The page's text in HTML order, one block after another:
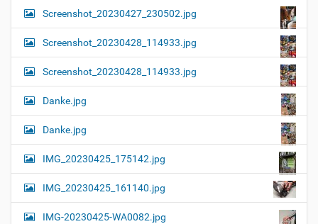
Screenshot_20230427_230502.jpg
Screenshot_20230428_114933.jpg
Screenshot_20230428_114933.jpg
Danke.jpg
Danke.jpg
IMG_20230425_175142.jpg
IMG_20230425_161140.jpg
IMG-20230425-WA0082.jpg